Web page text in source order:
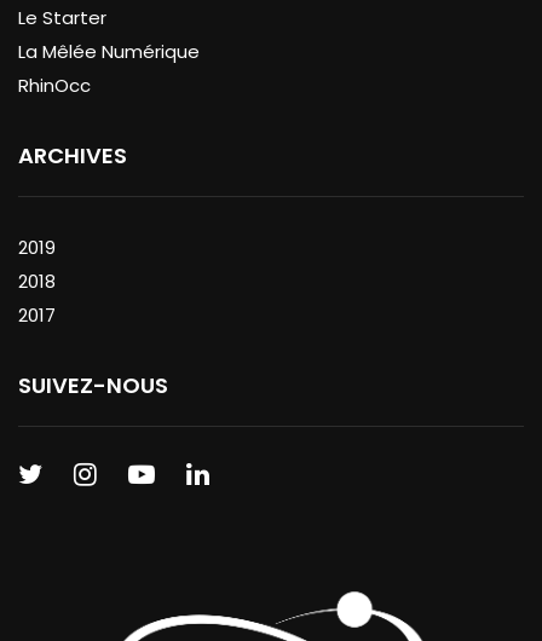
Le Starter
La Mêlée Numérique
RhinOcc
ARCHIVES
2019
2018
2017
SUIVEZ-NOUS